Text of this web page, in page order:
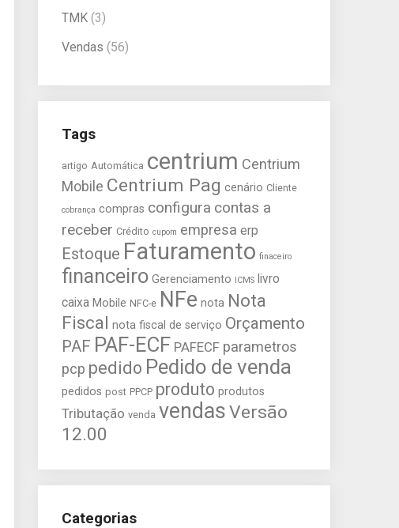
TMK (3)
Vendas (56)
Tags
artigo Automática centrium Centrium
Mobile Centrium Pag cenário Cliente
cobrança compras configura contas a
receber Crédito cupom empresa erp
Estoque Faturamento finaceiro
financeiro Gerenciamento ICMS livro
caixa Mobile NFC-e NFe nota Nota
Fiscal nota fiscal de serviço Orçamento
PAF PAF-ECF PAFECF parametros
pcp pedido Pedido de venda
pedidos post PPCP produto produtos
Tributação venda vendasVersão
12.00
Categorias